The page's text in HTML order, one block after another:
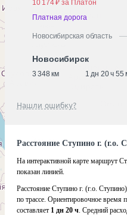
10 174 ₽ за Платон
Платная дорога
Новосибирская область
Новосибирск
3 348 км 1 дн 20 ч 55
Нашли ошибку?
Расстояние Ступино г. (г.о.
На интерактивной карте маршрут
показан линией.
Расстояние Ступино г. (г.о.
по трассе. Ориентировочное время
составляет 1 дн 20 ч. Средний